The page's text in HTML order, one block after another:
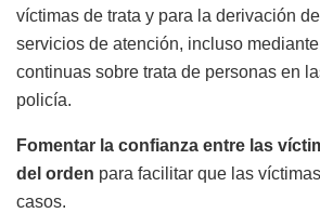
víctimas de trata y para la derivación
servicios de atención, incluso
continuas sobre trata de personas en
policía.
Fomentar la confianza entre las
del orden para facilitar que las
casos.